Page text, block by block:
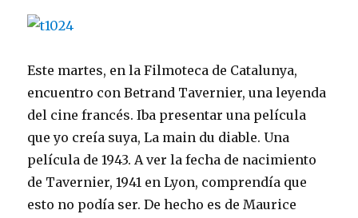
Este martes, en la Filmoteca de Catalunya,
encuentro con Betrand Tavernier, una leyenda
del cine francés. Iba presentar una película
que yo creía suya, La main du diable. Una
película de 1943. A ver la fecha de nacimiento
de Tavernier, 1941 en Lyon, comprendía que
esto no podía ser. De hecho es de Maurice